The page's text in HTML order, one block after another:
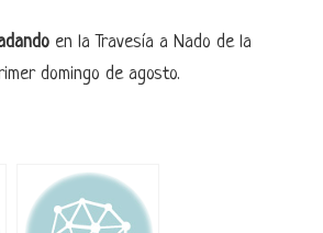
en la Travesía a Nado de la
domingo de agosto.